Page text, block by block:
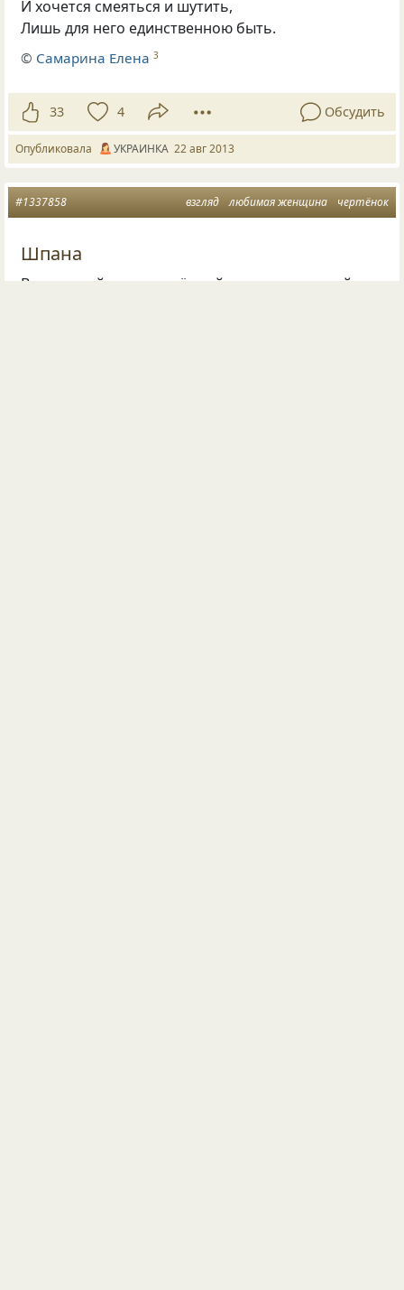
И хочется смеяться и шутить,
Лишь для него единственною быть.
© Самарина Елена 3
33 4 Обсудить
Опубликовала УКРАИНКА 22 авг 2013
взгляд любимая женщина чертёнок
#1337858
Шпана
Взгляд твой — то серьёзный, то насмешливый,